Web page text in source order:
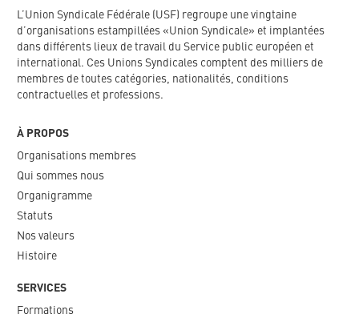
L’Union Syndicale Fédérale (USF) regroupe une vingtaine
d’organisations estampillées «Union Syndicale» et implantées
dans différents lieux de travail du Service public européen et
international. Ces Unions Syndicales comptent des milliers de
membres de toutes catégories, nationalités, conditions
contractuelles et professions.
À PROPOS
Organisations membres
Qui sommes nous
Organigramme​
Statuts
Nos valeurs​
Histoire
SERVICES
Formations